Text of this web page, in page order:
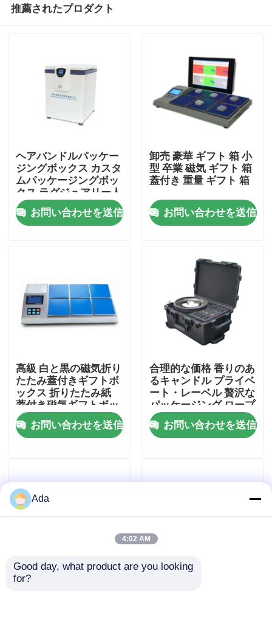
プロダクト
VRショー
私達について
品質管理
ニュース
推薦されたプロダクト
ヘアバンドルパッケー
ジングボックス カスタ
ムパッケージングボッ
クス ラグジュアリー人
髪の織部拡張ボックス
お問い合わせを送信
卸売 豪華 ギフト 箱 小
型 卒業 磁気 ギフト 箱
蓋付き 重量 ギフト 箱
お問い合わせを送信
高級 白と黒の磁気折り
たたみ蓋付きギフトボ
ックス 折りたたみ紙
蓋付き磁気ギフトボッ
クス
お問い合わせを送信
合理的な価格 香りのあ
るキャンドル プライベ
ート・レーベル 贅沢な
パッケージング ロープ
ディフューザーとキャ
ンドルボトル セット
祝日プレゼントボック
お問い合わせを送信
環境に優しいロゴ 紙包
Ada
4:02 AM
Good day, what product are you looking
for?